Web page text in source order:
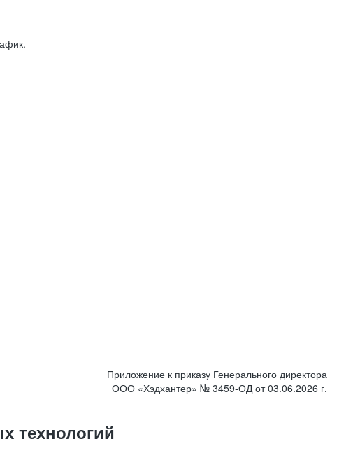
Приложение к приказу Генерального директора
ООО «Хэдхантер» № 3459-ОД от 03.06.2026 г.
технологий